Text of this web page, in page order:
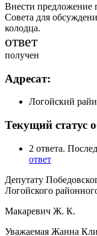
Внести предложение
Совета для
колодца.
ответ
получен
Адресат:
Логойский
Текущий статус
2 ответа.
ответ
Депутату
Логойского
Макаревич Ж. К.
Уважаемая Жанна